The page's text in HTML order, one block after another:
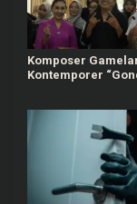
Komposer
Kontemporer